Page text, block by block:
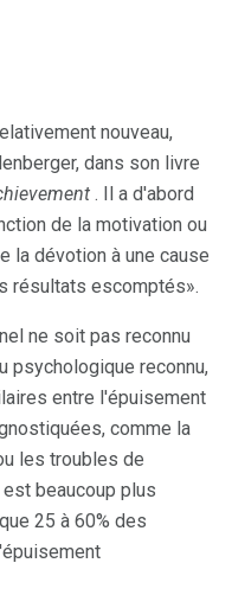
nouveau,
dans son livre
. Il a d'abord
de la motivation ou
la dévotion à une cause
résultats escomptés».
ne soit pas reconnu
psychologique reconnu,
entre l'épuisement
comme la
les troubles de
beaucoup plus
25 à 60% des